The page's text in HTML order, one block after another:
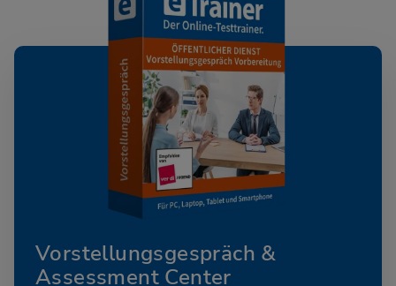
Vorstellungsgespräch &
Assessment Center